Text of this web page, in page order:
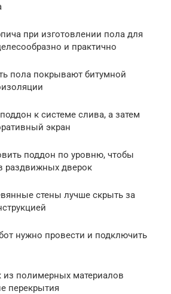
при изготовлении пола для
и практично
пола покрывают битумной
к системе слива, а затем
экран
поддон по уровню, чтобы
раздвижных дверок
стены лучше скрыть за
нужно провести и подключить
из полимерных материалов
перекрытия